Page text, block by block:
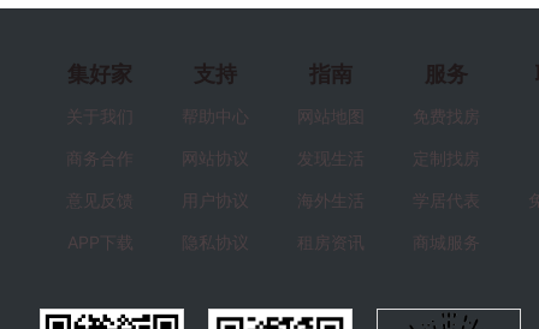
集好家
关于我们
商务合作
意见反馈
APP下载
支持
帮助中心
网站协议
用户协议
隐私协议
指南
网站地图
发现生活
海外生活
租房资讯
服务
免费找房
定制找房
学居代表
商城服务